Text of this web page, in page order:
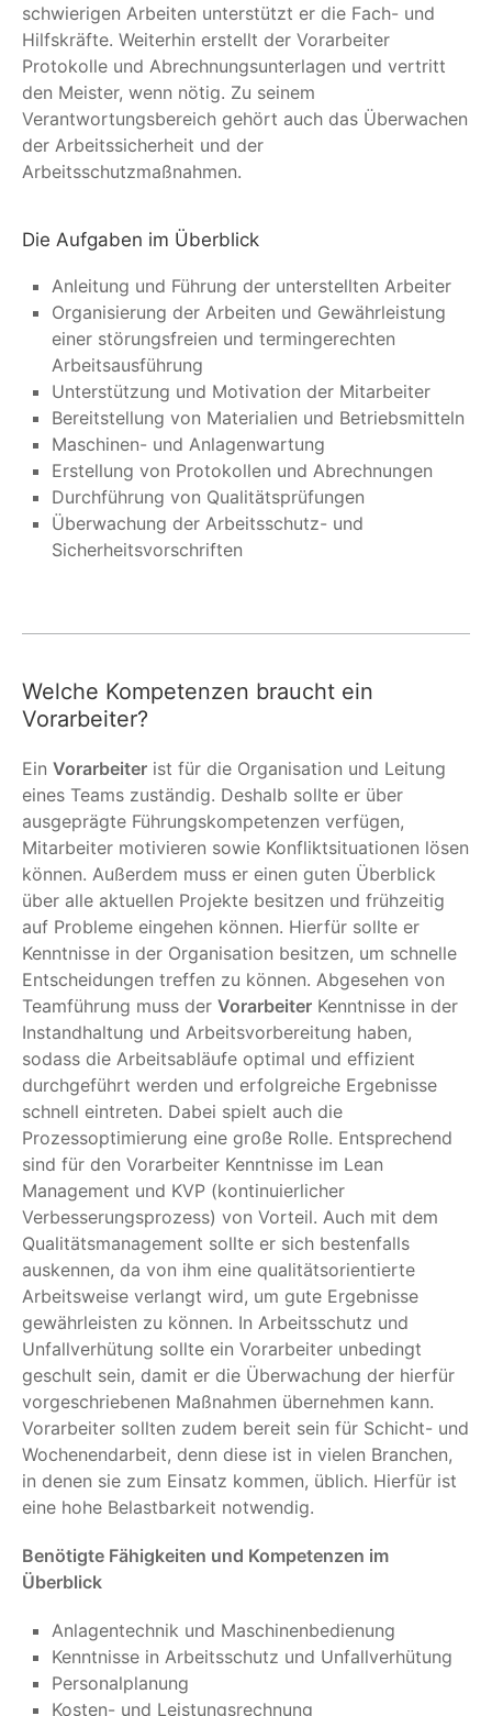
schwierigen Arbeiten unterstützt er die Fach- und
Hilfskräfte. Weiterhin erstellt der Vorarbeiter
Protokolle und Abrechnungsunterlagen und vertritt
den Meister, wenn nötig. Zu seinem
Verantwortungsbereich gehört auch das Überwachen
der Arbeitssicherheit und der
Arbeitsschutzmaßnahmen.
Die Aufgaben im Überblick
Anleitung und Führung der unterstellten Arbeiter
Organisierung der Arbeiten und Gewährleistung
einer störungsfreien und termingerechten
Arbeitsausführung
Unterstützung und Motivation der Mitarbeiter
Bereitstellung von Materialien und Betriebsmitteln
Maschinen- und Anlagenwartung
Erstellung von Protokollen und Abrechnungen
Durchführung von Qualitätsprüfungen
Überwachung der Arbeitsschutz- und
Sicherheitsvorschriften
Welche Kompetenzen braucht ein
Vorarbeiter?
Ein Vorarbeiter ist für die Organisation und Leitung
eines Teams zuständig. Deshalb sollte er über
ausgeprägte Führungskompetenzen verfügen,
Mitarbeiter motivieren sowie Konfliktsituationen lösen
können. Außerdem muss er einen guten Überblick
über alle aktuellen Projekte besitzen und frühzeitig
auf Probleme eingehen können. Hierfür sollte er
Kenntnisse in der Organisation besitzen, um schnelle
Entscheidungen treffen zu können. Abgesehen von
Teamführung muss der Vorarbeiter Kenntnisse in der
Instandhaltung und Arbeitsvorbereitung haben,
sodass die Arbeitsabläufe optimal und effizient
durchgeführt werden und erfolgreiche Ergebnisse
schnell eintreten. Dabei spielt auch die
Prozessoptimierung eine große Rolle. Entsprechend
sind für den Vorarbeiter Kenntnisse im Lean
Management und KVP (kontinuierlicher
Verbesserungsprozess) von Vorteil. Auch mit dem
Qualitätsmanagement sollte er sich bestenfalls
auskennen, da von ihm eine qualitätsorientierte
Arbeitsweise verlangt wird, um gute Ergebnisse
gewährleisten zu können. In Arbeitsschutz und
Unfallverhütung sollte ein Vorarbeiter unbedingt
geschult sein, damit er die Überwachung der hierfür
vorgeschriebenen Maßnahmen übernehmen kann.
Vorarbeiter sollten zudem bereit sein für Schicht- und
Wochenendarbeit, denn diese ist in vielen Branchen,
in denen sie zum Einsatz kommen, üblich. Hierfür ist
eine hohe Belastbarkeit notwendig.
Benötigte Fähigkeiten und Kompetenzen im
Überblick
Anlagentechnik und Maschinenbedienung
Kenntnisse in Arbeitsschutz und Unfallverhütung
Personalplanung
Kosten- und Leistungsrechnung